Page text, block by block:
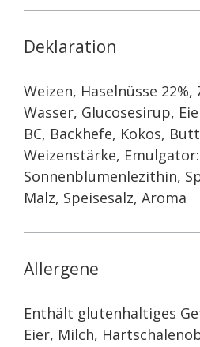
Deklaration
Weizen, Haselnüsse 22%,
Wasser, Glucosesirup,
BC, Backhefe, Kokos,
Weizenstärke, Emulgator:
Sonnenblumenlezithin,
Malz, Speisesalz, Aroma
Allergene
Enthält glutenhaltiges
Eier, Milch,